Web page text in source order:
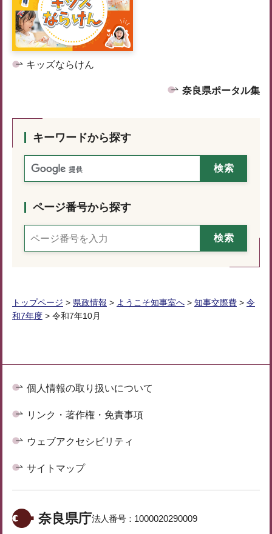
キッズならけん
奈良県ポータル集
キーワードから探す
ページ番号から探す
トップページ > 県政情報 > ようこそ知事室へ > 知事交際費 > 令
和7年度 > 令和7年10月
個人情報の取り扱いについて
リンク・著作権・免責事項
ウェブアクセシビリティ
サイトマップ
奈良県庁法人番号： 1000020290009